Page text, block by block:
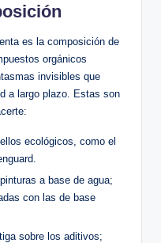
es la composición de
orgánicos
invisibles que
a largo plazo. Estas son
ecológicos, como el
a base de agua;
con las de base
sobre los aditivos;